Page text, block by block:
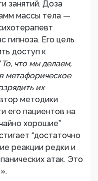
занятий. Доза
массы тела —
гипноза. Его цель
доступ к
То, что мы делаем,
метафорическое
их
методики
его пациентов на
хорошие”
“достаточно
реакции редки и
атак. Это